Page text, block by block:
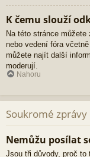
K čemu slouží
Na této stránce
nebo vedení fóra
můžete najít další
moderují.
Nahoru
Soukromé zprávy
Nemůžu posílat
Jsou tři důvody, proč to